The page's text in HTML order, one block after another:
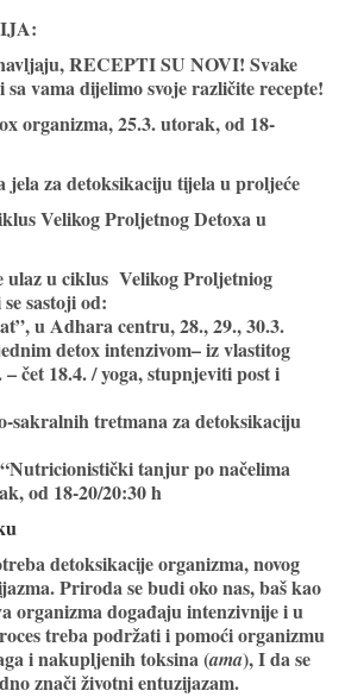
RECEPTI SU NOVI! Svake
sa vama dijelimo svoje različite recepte!
organizma, 25.3. utorak, od 18-
za detoksikaciju tijela u proljeće
Velikog Proljetnog Detoxa u
ulaz u ciklus Velikog Proljetniog
sastoji od:
u Adhara centru, 28., 29., 30.3.
detox intenzivom– iz vlastitog
čet 18.4. / yoga, stupnjeviti post i
sakralnih tretmana za detoksikaciju
tanjur po načelima
od 18-20/20:30 h
detoksikacije organizma, novog
Priroda se budi oko nas, baš kao
organizma događaju intenzivnije i u
treba podržati i pomoći organizmu
i nakupljenih toksina (ama), I da se
znači životni entuzijazam.